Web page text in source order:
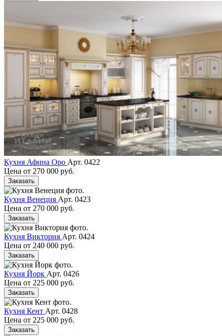
Кухня Афина Оро Арт. 0422
Цена от 270 000 руб.
Заказать
Кухня Венеция Арт. 0423
Цена от 270 000 руб.
Заказать
Кухня Виктория Арт. 0424
Цена от 240 000 руб.
Заказать
Кухня Йорк Арт. 0426
Цена от 225 000 руб.
Заказать
Кухня Кент Арт. 0428
Цена от 225 000 руб.
Заказать